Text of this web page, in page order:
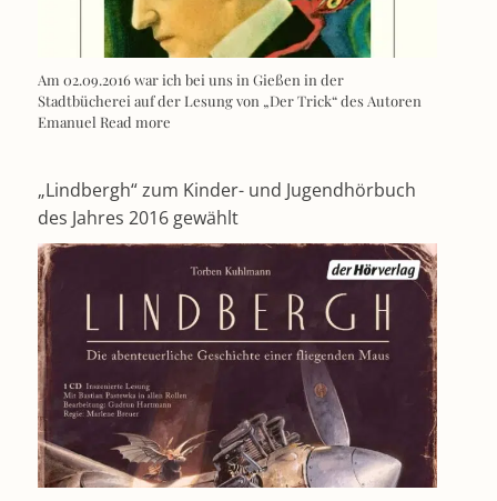
Am 02.09.2016 war ich bei uns in Gießen in der
Stadtbücherei auf der Lesung von „Der Trick“ des Autoren
Emanuel Read more
„Lindbergh“ zum Kinder- und Jugendhörbuch
des Jahres 2016 gewählt